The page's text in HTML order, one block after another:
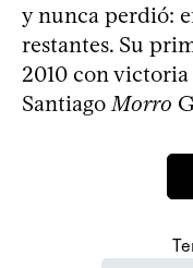
y nunca perdió:
restantes. Su
2010 con
Santiago Morro